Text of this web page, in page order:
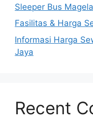
Sleeper Bus
Fasilitas & Harga
Informasi Harga
Jaya
Recent